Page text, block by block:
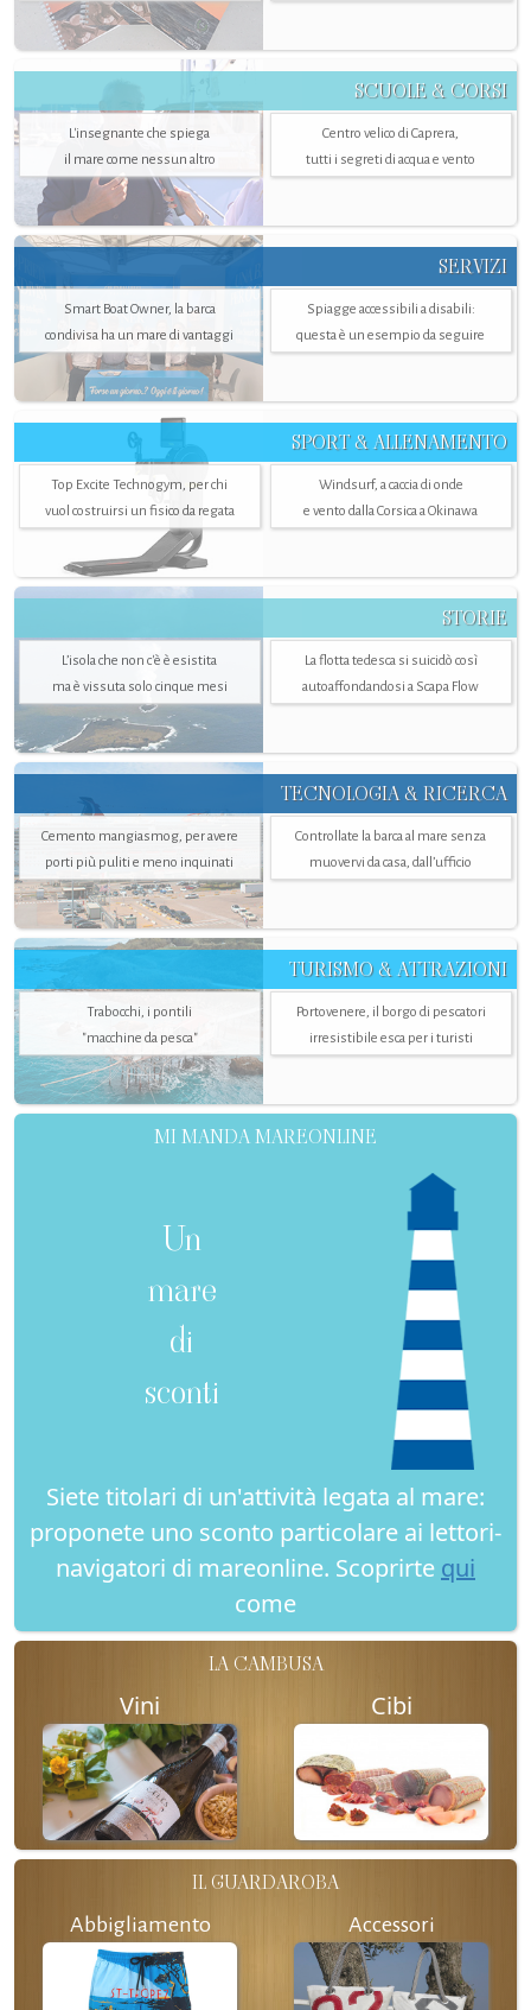
SCUOLE & CORSI
L'insegnante che spiega
il mare come nessun altro
Centro velico di Caprera,
tutti i segreti di acqua e vento
SERVIZI
Smart Boat Owner, la barca
condivisa ha un mare di vantaggi
Spiagge accessibili a disabili:
questa è un esempio da seguire
SPORT & ALLENAMENTO
Top Excite Technogym, per chi
vuol costruirsi un fisico da regata
Windsurf, a caccia di onde
e vento dalla Corsica a Okinawa
STORIE
L’isola che non c'è è esistita
ma è vissuta solo cinque mesi
La flotta tedesca si suicidò così
autoaffondandosi a Scapa Flow
TECNOLOGIA & RICERCA
Cemento mangiasmog, per avere
porti più puliti e meno inquinati
Controllate la barca al mare senza
muovervi da casa, dall’ufficio
TURISMO & ATTRAZIONI
Trabocchi, i pontili
"macchine da pesca"
Portovenere, il borgo di pescatori
irresistibile esca per i turisti
MI MANDA MAREONLINE
Un
mare
di
sconti
Siete titolari di un'attività legata al mare:
proponete uno sconto particolare ai lettori-
navigatori di mareonline. Scoprirte qui
come
LA CAMBUSA
Vini Cibi
IL GUARDAROBA
Abbigliamento Accessori